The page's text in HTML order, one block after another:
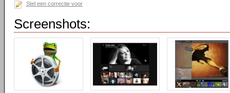
Stel een correctie voor
Screenshots: